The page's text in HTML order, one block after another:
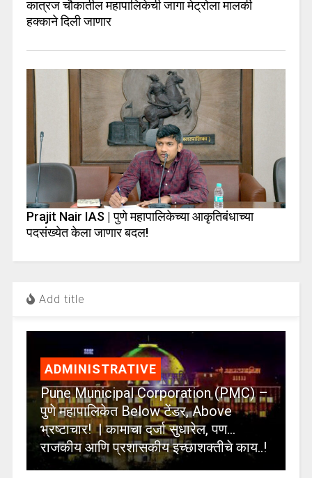
कात्रज चौकातील महापालिकेची जागा मेट्रोला मालकी
हक्काने दिली जाणार
Prajit Nair IAS | पुणे महापालिकेच्या आकृतिबंधाच्या
पदसंख्येत केला जाणार बदल!
Add title
ADMINISTRATIVE
Pune Municipal Corporation (PMC) –
पुणे महापालिकेत Below टेंडर, Above
भ्रष्टाचार! | कामाचा दर्जा सुधारेल, पण…
राजकीय आणि प्रशासकीय इच्छाशक्तीचे काय..!